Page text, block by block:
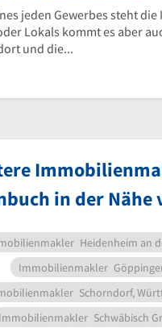
jeden Gewerbes steht die
Lokals kommt es aber
und die...
in der Nähe
Heidenheim an
Immobilienmakler
Schorndorf,
Immobilienmakler Schwäbisch